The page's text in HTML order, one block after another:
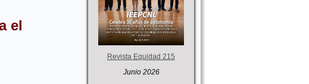
el
Revista Equidad 215
Junio 2026